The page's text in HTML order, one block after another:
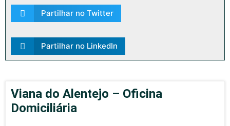
Partilhar no Twitter
Partilhar no LinkedIn
Viana do Alentejo – Oficina
Domiciliária